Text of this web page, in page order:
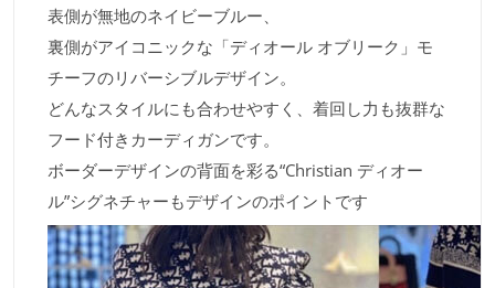
表側が無地のネイビーブルー、
裏側がアイコニックな「ディオール オブリーク」モ
チーフのリバーシブルデザイン。
どんなスタイルにも合わせやすく、着回し力も抜群な
フード付きカーディガンです。
ボーダーデザインの背面を彩る“Christian ディオー
ル”シグネチャーもデザインのポイントです